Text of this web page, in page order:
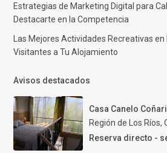
Estrategias de Marketing Digital para
Destacarte en la Competencia
Las Mejores Actividades Recreativas
Visitantes a Tu Alojamiento
Avisos destacados
Casa Canelo
Región de Los Ríos,
Reserva directo -